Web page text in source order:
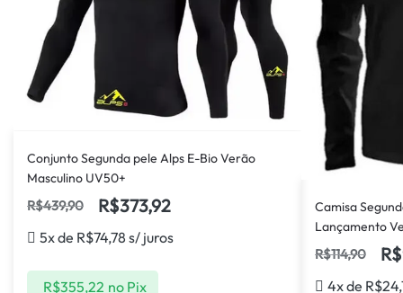
Conjunto Segunda pele Alps E-Bio Verão
Masculino UV50+
R$439,90 R$373,92
5x de R$74,78 s/ juros
R$355,22 no Pix
Camisa
Lançamento
R$114,90 R$
4x de R$